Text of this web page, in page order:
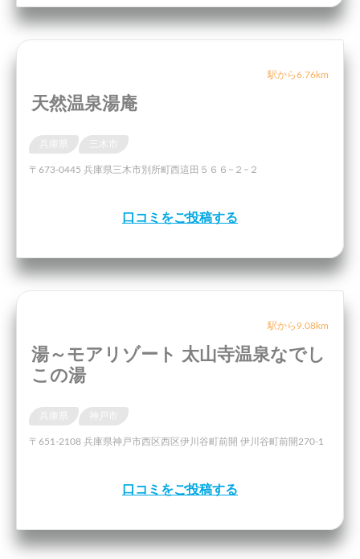
駅から6.76km
天然温泉湯庵
〒673-0445 兵庫県三木市別所町西這田５６６−２−２
口コミをご投稿する
駅から9.08km
湯～モアリゾート 太山寺温泉なでし
この湯
〒651-2108 兵庫県神戸市西区西区伊川谷町前開 伊川谷町前開270-1
口コミをご投稿する